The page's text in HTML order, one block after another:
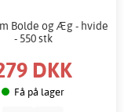
Bolde og Æg - hvide
- 550 stk
DKK
Få på lager